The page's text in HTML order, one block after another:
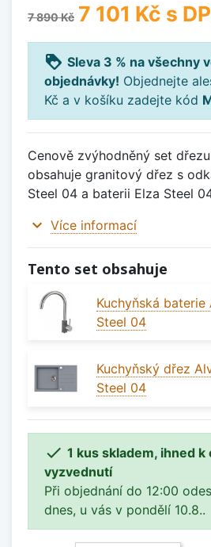
7 890 Kč 7 101 Kč s
loyalty Sleva 3 % na všechny
objednávky! Objednejte
Kč a v košíku zadejte kód
Cenově zvýhodněný set
obsahuje granitový dřez s
Steel 04 a baterii Elza Steel
expand_more Více informací
Tento set obsahuje
Kuchyňská baterie
Steel 04
Kuchyňský dřez
Steel 04
 1 kus skladem, ihned
vyzvednutí
Při objednání do 12:00
dnes, u vás v pondělí 10.8..